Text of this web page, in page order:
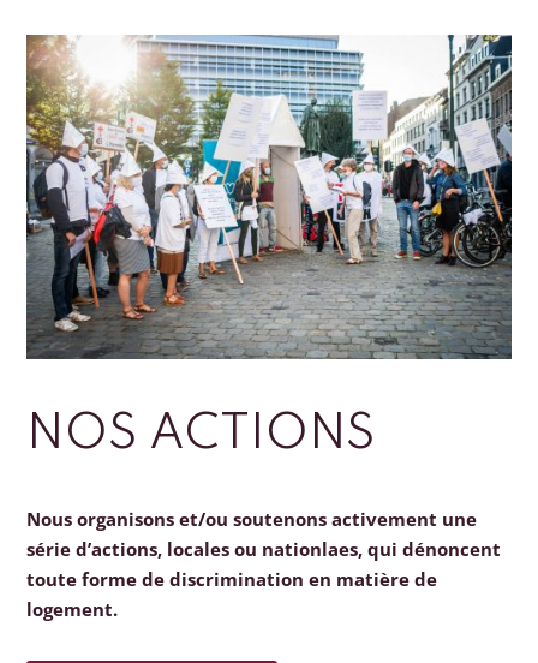
NOS ACTIONS
Nous organisons et/ou soutenons activement une
série d’actions, locales ou nationlaes, qui dénoncent
toute forme de discrimination en matière de
logement.